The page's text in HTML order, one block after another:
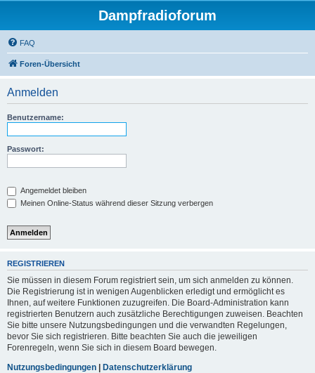
Dampfradioforum
FAQ
Foren-Übersicht
Anmelden
Benutzername:
Passwort:
Angemeldet bleiben
Meinen Online-Status während dieser Sitzung verbergen
REGISTRIEREN
Sie müssen in diesem Forum registriert sein, um sich anmelden zu können.
Die Registrierung ist in wenigen Augenblicken erledigt und ermöglicht es
Ihnen, auf weitere Funktionen zuzugreifen. Die Board-Administration kann
registrierten Benutzern auch zusätzliche Berechtigungen zuweisen. Beachten
Sie bitte unsere Nutzungsbedingungen und die verwandten Regelungen,
bevor Sie sich registrieren. Bitte beachten Sie auch die jeweiligen
Forenregeln, wenn Sie sich in diesem Board bewegen.
Nutzungsbedingungen | Datenschutzerklärung